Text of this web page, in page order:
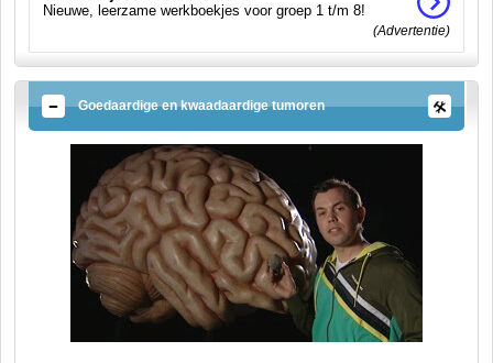
Nieuwe, leerzame werkboekjes voor groep 1 t/m 8!
(Advertentie)
Goedaardige en kwaadaardige tumoren